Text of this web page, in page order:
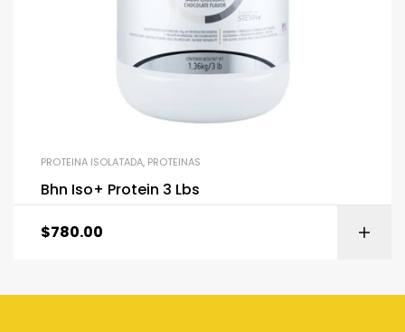
PROTEINA ISOLATADA, PROTEINAS
Bhn Iso+ Protein 3 Lbs
$780.00